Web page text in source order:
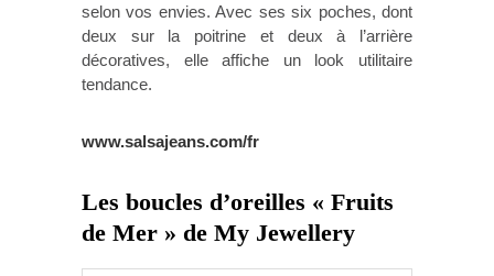
selon vos envies. Avec ses six poches, dont
deux sur la poitrine et deux à l’arrière
décoratives, elle affiche un look utilitaire
tendance.
www.salsajeans.com/fr
Les boucles d’oreilles « Fruits
de Mer » de My Jewellery